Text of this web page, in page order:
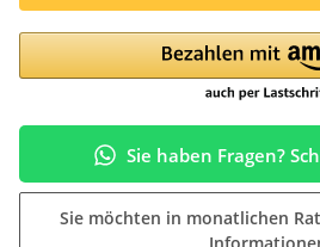
Sie haben Fragen?
Sie möchten in monatlichen